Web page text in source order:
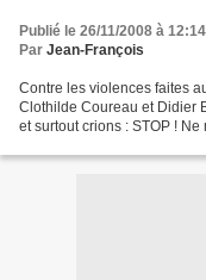
Publié le 26/11/2008 à 12:14
Par Jean-François
Contre les violences faites
Clothilde Coureau et Didier
et surtout crions : STOP !